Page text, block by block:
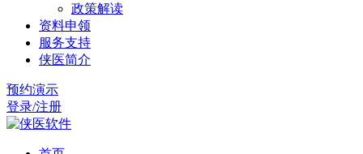
政策解读
资料申领
服务支持
侠医简介
预约演示
登录/注册